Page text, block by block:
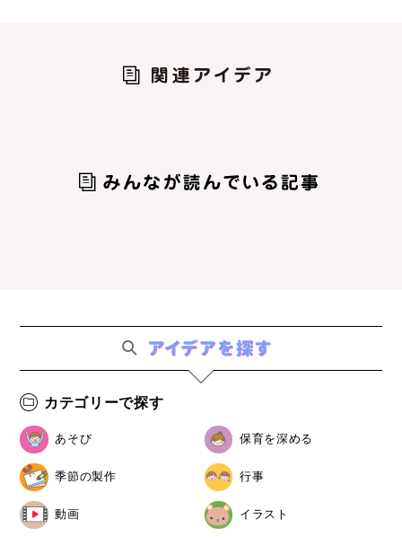
カテゴリーで探す
あそび 保育を深める
季節の製作 行事
動画 イラスト